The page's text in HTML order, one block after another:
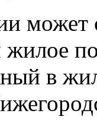
может
в